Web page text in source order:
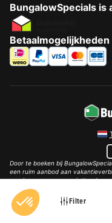
Filter
BungalowSpecials is
Betaalmogelijkheden
Door te boeken bij
een ruim aanbod aan
worden per accommodatie o.b.v.
prijzen zijn inclusief btw en
persoon (per nacht) en eventuele
wij je zo goed mogelijk van dienst